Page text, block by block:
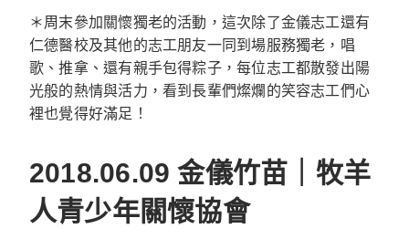
＊周末參加關懷獨老的活動，這次除了金儀志工還有
仁德醫校及其他的志工朋友一同到場服務獨老，唱
歌、推拿、還有親手包得粽子，每位志工都散發出陽
光般的熱情與活力，看到長輩們燦爛的笑容志工們心
裡也覺得好滿足！
2018.06.09 金儀竹苗｜牧羊
人青少年關懷協會